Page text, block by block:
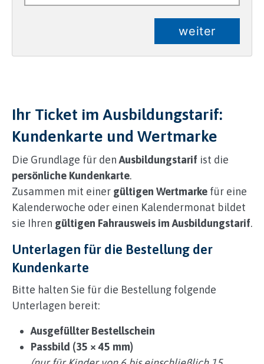
g
f
a
r
d
o
i
n
t
e
r
c
t
i
t
weiter
Ihr Ticket im Ausbildungstarif:
Kundenkarte und Wertmarke
Die Grundlage für denAusbildungstarif ist die
persönliche Kundenkarte.
Zusammen mit einer gültigen Wertmarke für eine
Kalenderwoche oder einen Kalendermonat bildet
sie Ihren gültigen Fahrausweis im Ausbildungstarif.
Unterlagen für die Bestellung der
Kundenkarte
Bitte halten Sie für die Bestellung folgende
Unterlagen bereit:
Ausgefüllter Bestellschein
Passbild (35 × 45 mm)